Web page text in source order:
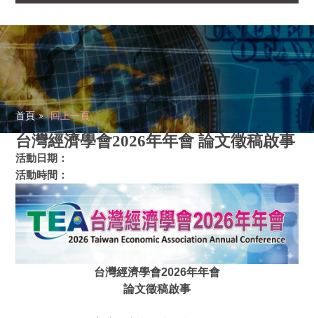
首頁 回上一頁
台灣經濟學會2026年年會 論文徵稿啟事
活動日期：
活動時間：
台灣經濟學會2026年年會
論文徵稿啟事